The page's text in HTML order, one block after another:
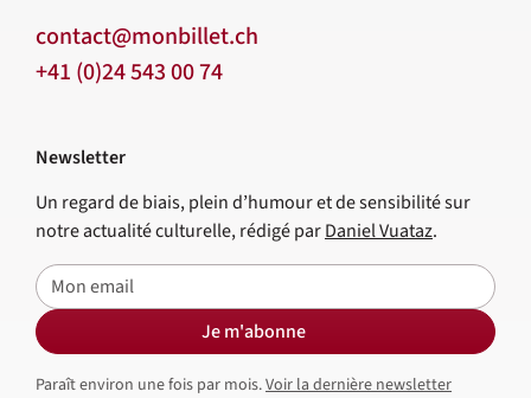
contact@monbillet.ch
+41 (0)24 543 00 74
Newsletter
Un regard de biais, plein d’humour et de sensibilité sur
notre actualité culturelle, rédigé parDaniel Vuataz.
E-mail
Je m'abonne
Paraît environ une fois par mois.Voir la dernière newsletter